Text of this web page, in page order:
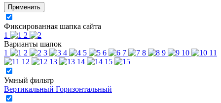
Применить
Фиксированная шапка сайта
1
2
Варианты шапок
1
2 3 4 5 6 7 8 9 10
11
12
13 14 15
Умный фильтр
Вертикальный Горизонтальный